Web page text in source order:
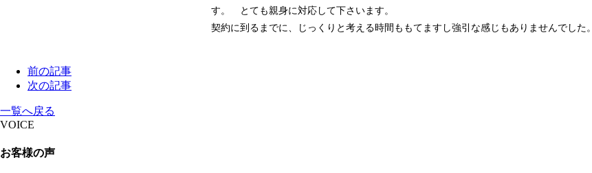
す。 とても親身に対応して下さいます。
契約に到るまでに、じっくりと考える時間ももてますし強引な感じもありませんでした。
前の記事
次の記事
一覧へ戻る
VOICE
お客様の声